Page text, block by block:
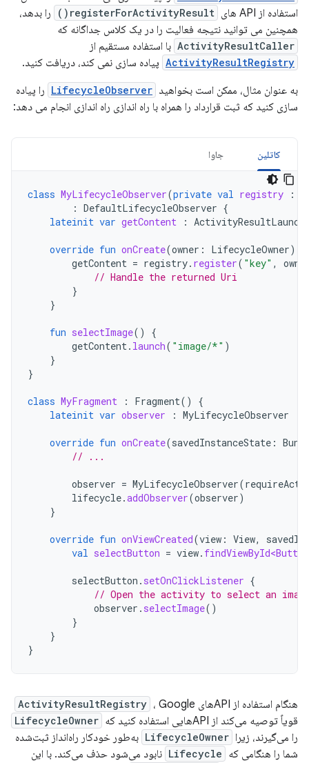
استفاده از API های
registerForActivityResult()
را بدهد،
همچنین می توانید نتیجه فعالیت را در یک کلاس جداگانه که
ActivityResultCaller با استفاده مستقیم از
ActivityResultRegistry پیاده سازی نمی کند، دریافت کنید.
به عنوان مثال، ممکن است بخواهید LifecycleObserver را پیاده
سازی کنید که ثبت قرارداد را همراه با راه اندازی راه اندازی انجام می دهد:
کاتلین جاوا
class MyLifecycleObserver(private val registry :
: DefaultLifecycleObserver {
lateinit var getContent :
override fun onCreate(owner : LifecycleOwner)
getContent = registry. register( "key" ,
// Handle the returned Uri
}
}
fun selectImage()
{
getContent. launch( "image/*" )
}
}
class MyFragment : Fragment()
{
lateinit var observer : MyLifecycleObserver
override fun onCreate(savedInstanceState :
// ...
observer = MyLifecycleObserver(
lifecycle.addObserver(observer)
}
override fun onViewCreated(view : View,
val selectButton = view. findViewById<Button
selectButton . setOnClickListener {
// Open the activity to select an
observer . selectImage()
}
}
}
هنگام استفاده از APIهای ActivityResultRegistry ، Google
قویاً توصیه می‌کند از APIهایی استفاده کنید که
LifecycleOwner
را می‌گیرند، زیرا LifecycleOwner به‌طور خودکار راه‌انداز ثبت‌شده
شما را هنگامی که Lifecycle نابود می‌شود حذف می‌کند. با این